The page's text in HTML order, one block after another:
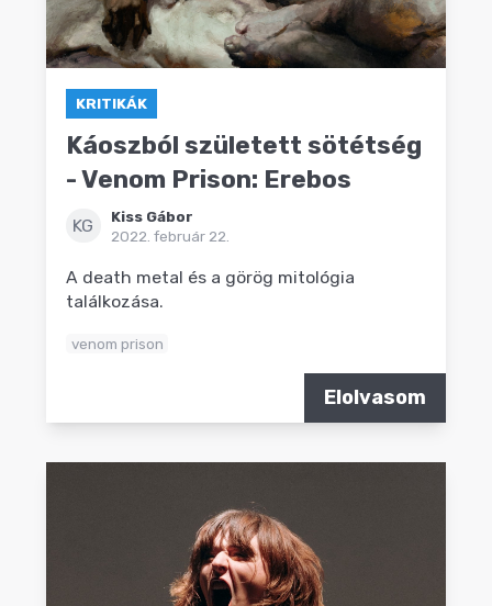
KRITIKÁK
Káoszból született sötétség
- Venom Prison: Erebos
KG
Kiss Gábor
2022. február 22.
A death metal és a görög mitológia
találkozása.
venom prison
Elolvasom